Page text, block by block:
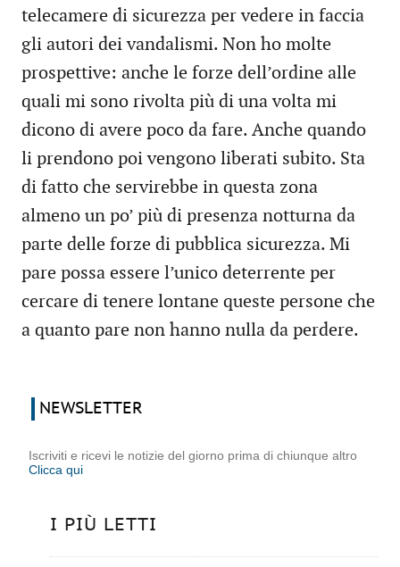
telecamere di sicurezza per vedere in faccia
gli autori dei vandalismi. Non ho molte
prospettive: anche le forze dell’ordine alle
quali mi sono rivolta più di una volta mi
dicono di avere poco da fare. Anche quando
li prendono poi vengono liberati subito. Sta
di fatto che servirebbe in questa zona
almeno un po’ più di presenza notturna da
parte delle forze di pubblica sicurezza. Mi
pare possa essere l’unico deterrente per
cercare di tenere lontane queste persone che
a quanto pare non hanno nulla da perdere.
NEWSLETTER
Iscriviti e ricevi le notizie del giorno prima di chiunque altro
Clicca qui
I PIÙ LETTI